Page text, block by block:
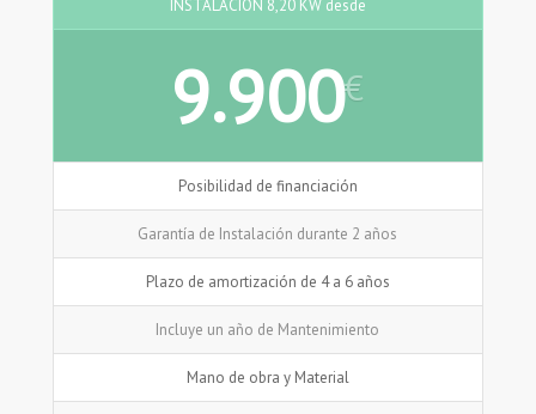
INSTALACIÓN 8,20 KW desde
9.900€
Posibilidad de financiación
Garantía de Instalación durante 2 años
Plazo de amortización de 4 a 6 años
Incluye un año de Mantenimiento
Mano de obra y Material